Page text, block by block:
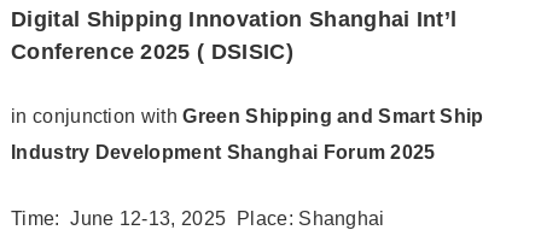
Digital Shipping Innovation Shanghai Int’l
Conference 2025 ( DSISIC)
in conjunction withGreen Shipping and Smart Ship
Industry Development Shanghai Forum 2025
Time: June 12-13, 2025 Place: Shanghai